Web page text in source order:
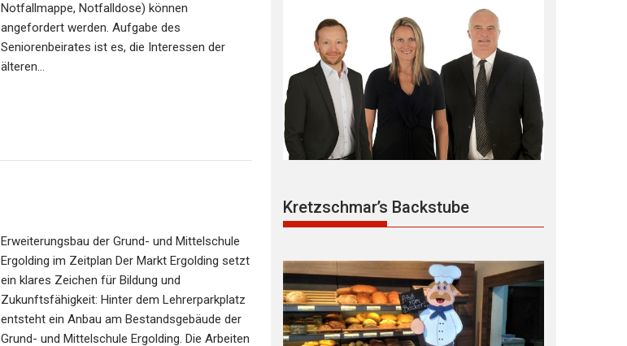
Notfallmappe, Notfalldose) können
angefordert werden. Aufgabe des
Seniorenbeirates ist es, die Interessen der
älteren…
Erweiterungsbau der Grund- und Mittelschule
Ergolding im Zeitplan Der Markt Ergolding setzt
ein klares Zeichen für Bildung und
Zukunftsfähigkeit: Hinter dem Lehrerparkplatz
entsteht ein Anbau am Bestandsgebäude der
Grund- und Mittelschule Ergolding. Die Arbeiten
Kretzschmar’s Backstube